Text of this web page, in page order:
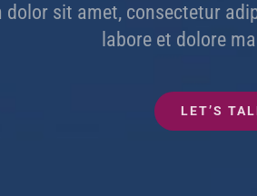
dolor sit amet, consectetur
labore et dolore
LET’S